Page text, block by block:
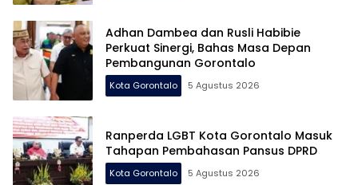
Adhan Dambea dan Rusli Habibie
Perkuat Sinergi, Bahas Masa Depan
Pembangunan Gorontalo
Kota Gorontalo 5 Agustus 2026
Ranperda LGBT Kota Gorontalo Masuk
Tahapan Pembahasan Pansus DPRD
Kota Gorontalo 5 Agustus 2026